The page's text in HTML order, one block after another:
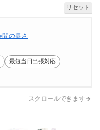
リセット
間の長さ
最短当日出張対応
スクロールできます